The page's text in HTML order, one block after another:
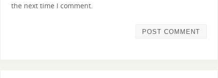
the next time I comment.